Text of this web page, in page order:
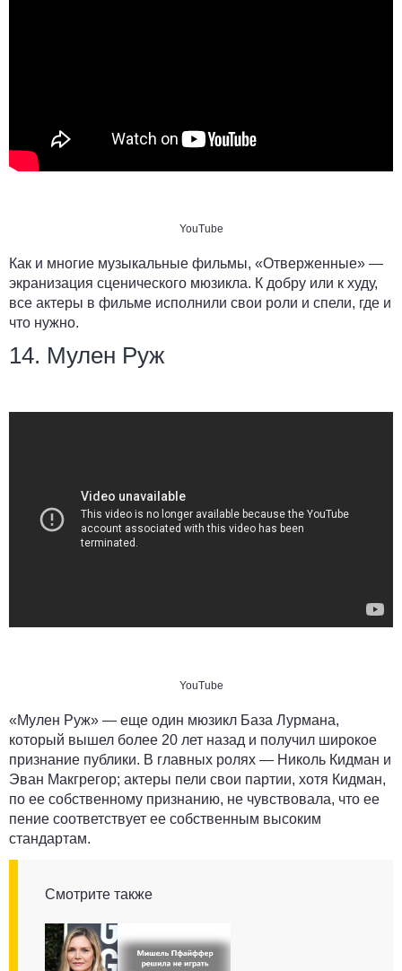
YouTube
Как и многие музыкальные фильмы, «Отверженные» —
экранизация сценического мюзикла. К добру или к худу,
все актеры в фильме исполнили свои роли и спели, где и
что нужно.
14. Мулен Руж
YouTube
«Мулен Руж» — еще один мюзикл База Лурмана,
который вышел более 20 лет назад и получил широкое
признание публики. В главных ролях — Николь Кидман и
Эван Макгрегор; актеры пели свои партии, хотя Кидман,
по ее собственному признанию, не чувствовала, что ее
пение соответствует ее собственным высоким
стандартам.
Смотрите также